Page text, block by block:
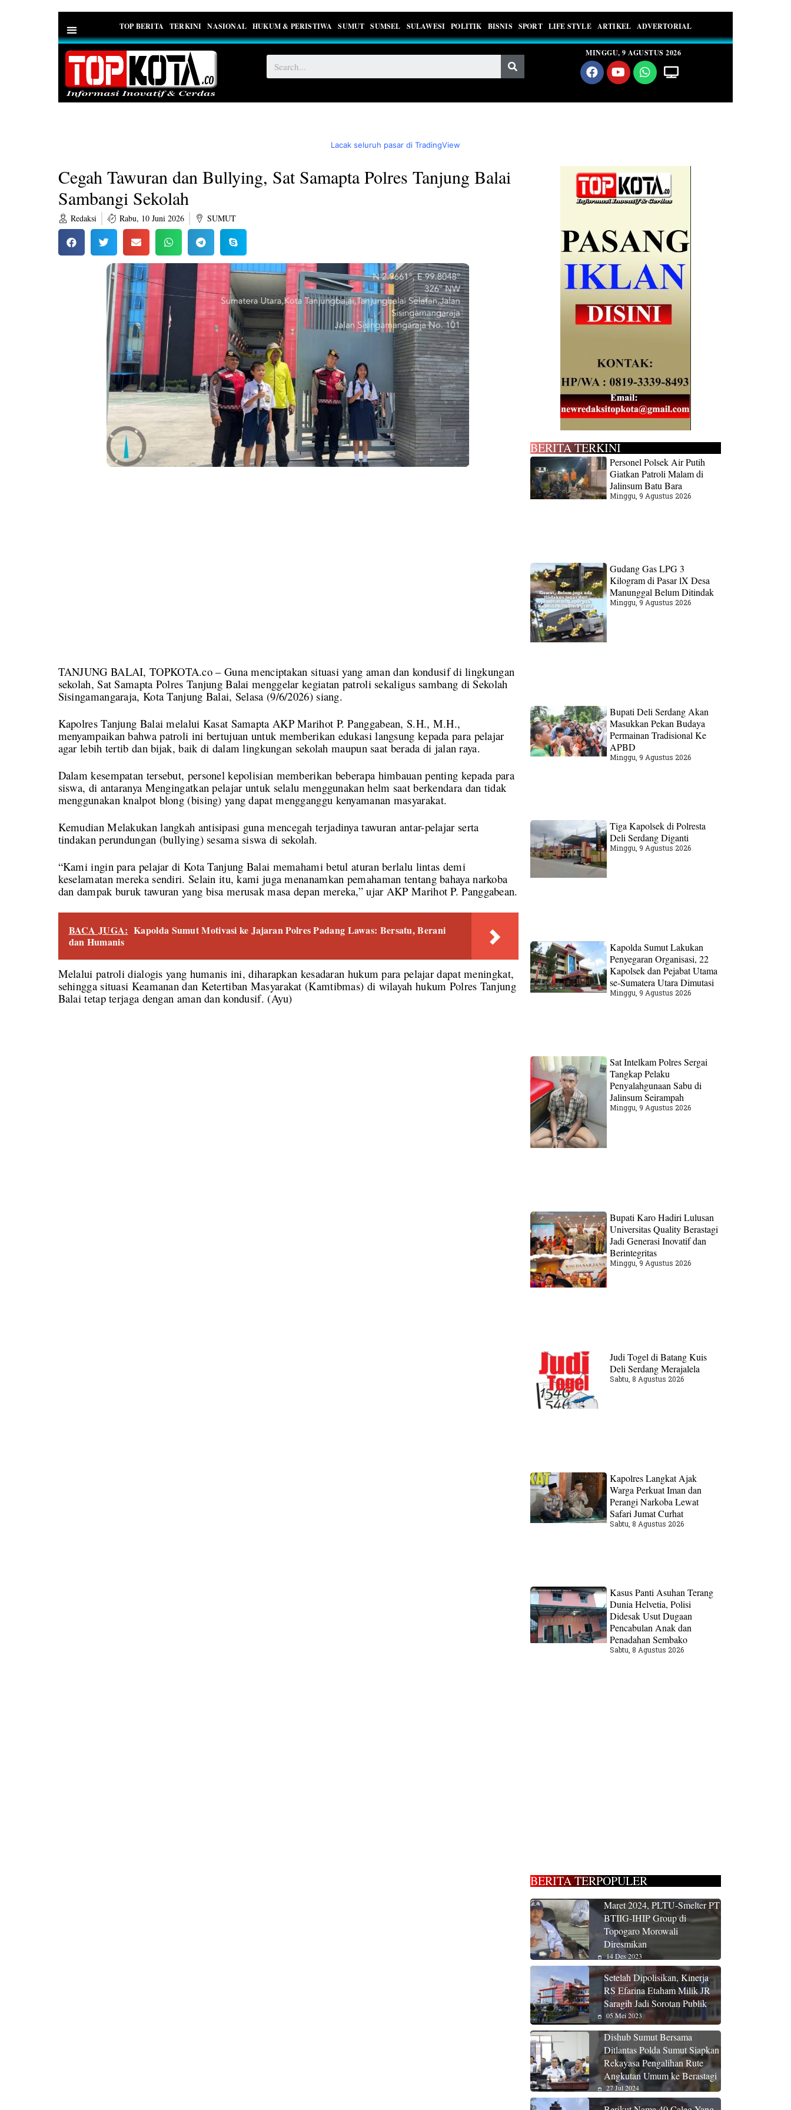
TOP BERITA TERKINI NASIONAL HUKUM & PERISTIWA SUMUT SUMSEL SULAWESI POLITIK BISNIS SPORT LIFE STYLE ARTIKEL ADVERTORIAL
MINGGU, 9 AGUSTUS 2026
Lacak seluruh pasar di TradingView
Cegah Tawuran dan Bullying, Sat Samapta Polres Tanjung Balai
Sambangi Sekolah
Redaksi Rabu, 10 Juni 2026 SUMUT
TANJUNG BALAI, TOPKOTA.co – Guna menciptakan situasi yang aman dan kondusif di lingkungan
sekolah, Sat Samapta Polres Tanjung Balai menggelar kegiatan patroli sekaligus sambang di Sekolah
Sisingamangaraja, Kota Tanjung Balai, Selasa (9/6/2026) siang.
Kapolres Tanjung Balai melalui Kasat Samapta AKP Marihot P. Panggabean, S.H., M.H.,
menyampaikan bahwa patroli ini bertujuan untuk memberikan edukasi langsung kepada para pelajar
agar lebih tertib dan bijak, baik di dalam lingkungan sekolah maupun saat berada di jalan raya.
Dalam kesempatan tersebut, personel kepolisian memberikan beberapa himbauan penting kepada para
siswa, di antaranya Mengingatkan pelajar untuk selalu menggunakan helm saat berkendara dan tidak
menggunakan knalpot blong (bising) yang dapat mengganggu kenyamanan masyarakat.
Kemudian Melakukan langkah antisipasi guna mencegah terjadinya tawuran antar-pelajar serta
tindakan perundungan (bullying) sesama siswa di sekolah.
“Kami ingin para pelajar di Kota Tanjung Balai memahami betul aturan berlalu lintas demi
keselamatan mereka sendiri. Selain itu, kami juga menanamkan pemahaman tentang bahaya narkoba
dan dampak buruk tawuran yang bisa merusak masa depan mereka,” ujar AKP Marihot P. Panggabean.
BACA JUGA: Kapolda Sumut Motivasi ke Jajaran Polres Padang Lawas: Bersatu, Berani
dan Humanis
Melalui patroli dialogis yang humanis ini, diharapkan kesadaran hukum para pelajar dapat meningkat,
sehingga situasi Keamanan dan Ketertiban Masyarakat (Kamtibmas) di wilayah hukum Polres Tanjung
Balai tetap terjaga dengan aman dan kondusif. (Ayu)
BERITA TERKINI
Personel Polsek Air Putih
Giatkan Patroli Malam di
Jalinsum Batu Bara
Minggu, 9 Agustus 2026
Gudang‎ Gas LPG 3
Kilogram di Pasar lX Desa
Manunggal Belum Ditindak
Minggu, 9 Agustus 2026
Bupati Deli Serdang Akan
Masukkan Pekan Budaya
Permainan Tradisional Ke
APBD
Minggu, 9 Agustus 2026
Tiga Kapolsek di Polresta
Deli Serdang Diganti
Minggu, 9 Agustus 2026
Kapolda Sumut Lakukan
Penyegaran Organisasi, 22
Kapolsek dan Pejabat Utama
se-Sumatera Utara Dimutasi
Minggu, 9 Agustus 2026
Sat Intelkam Polres Sergai
Tangkap Pelaku
Penyalahgunaan Sabu di
Jalinsum Seirampah
Minggu, 9 Agustus 2026
Bupati Karo Hadiri Lulusan
Universitas Quality Berastagi
Jadi Generasi Inovatif dan
Berintegritas
Minggu, 9 Agustus 2026
Judi Togel di Batang Kuis
Deli Serdang Merajalela
Sabtu, 8 Agustus 2026
Kapolres Langkat Ajak
Warga Perkuat Iman dan
Perangi Narkoba Lewat
Safari Jumat Curhat
Sabtu, 8 Agustus 2026
Kasus Panti Asuhan Terang
Dunia Helvetia, Polisi
Didesak Usut Dugaan
Pencabulan Anak dan
Penadahan Sembako
Sabtu, 8 Agustus 2026
BERITA TERPOPULER
Maret 2024, PLTU-Smelter PT
BTIIG-IHIP Group di
Topogaro Morowali
Diresmikan
14 Des 2023
Setelah Dipolisikan, Kinerja
RS Efarina Etaham Milik JR
Saragih Jadi Sorotan Publik
05 Mei 2023
Dishub Sumut Bersama
Ditlantas Polda Sumut Siapkan
Rekayasa Pengalihan Rute
Angkutan Umum ke Berastagi
27 Jul 2024